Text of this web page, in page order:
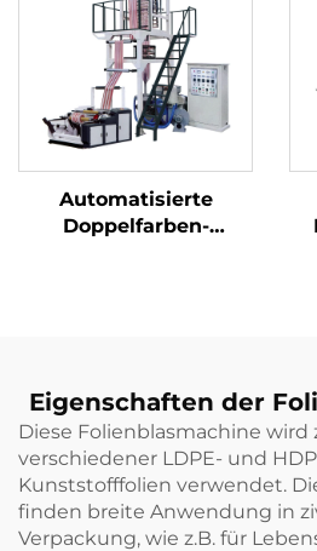
Automatisierte
Doppelfarben-
Eigenschaften der
Diese Folienblasmachine wird
verschiedener LDPE- und
Kunststofffolien verwendet.
finden breite Anwendung in
Verpackung, wie z.B. für